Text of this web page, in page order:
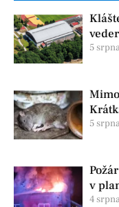
5
5
v
4